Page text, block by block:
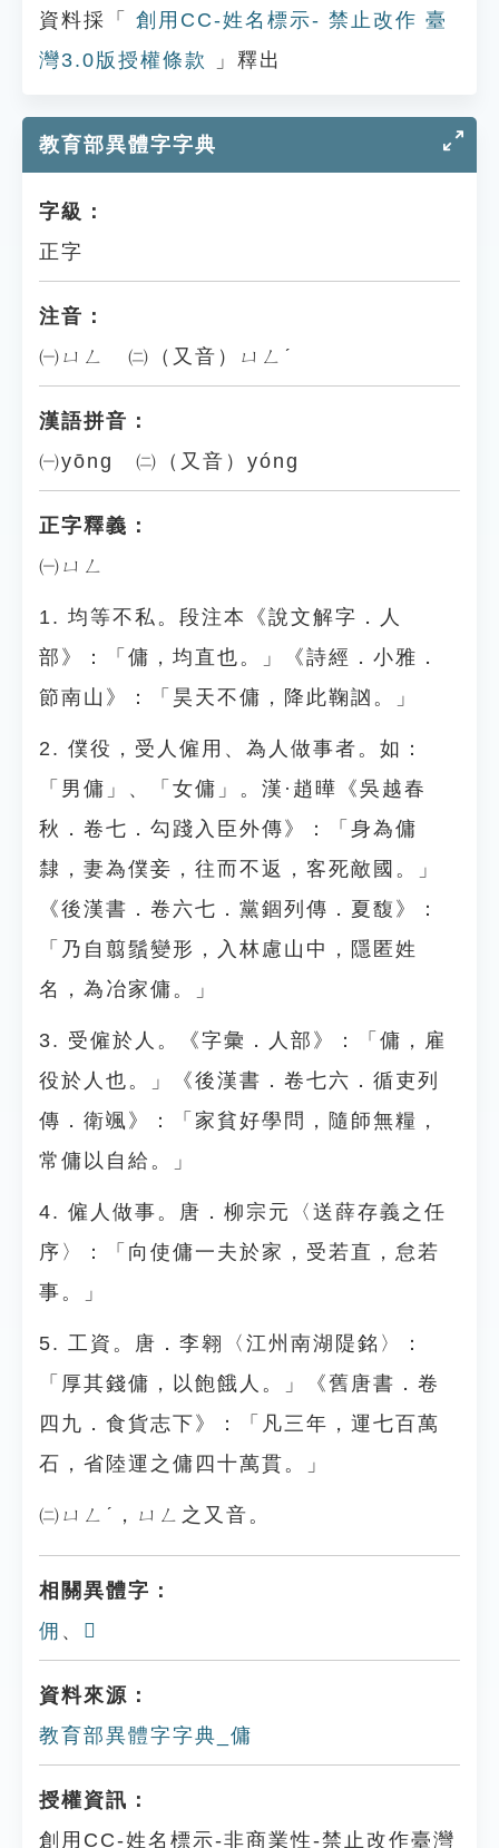
資料採「
創用CC-姓名標示- 禁止改作 臺
灣3.0版授權條款
」釋出
教育部異體字字典
字級：
正字
注音：
㈠ㄩㄥ ㈡（又音）ㄩㄥˊ
漢語拼音：
㈠yōng ㈡（又音）yóng
正字釋義：
㈠ㄩㄥ
1. 均等不私。段注本《說文解字．人
部》：「傭，均直也。」《詩經．小雅．
節南山》：「昊天不傭，降此鞠訩。」
2. 僕役，受人僱用、為人做事者。如：
「男傭」、「女傭」。漢·趙曄《吳越春
秋．卷七．勾踐入臣外傳》：「身為傭
隸，妻為僕妾，往而不返，客死敵國。」
《後漢書．卷六七．黨錮列傳．夏馥》：
「乃自翦鬚變形，入林慮山中，隱匿姓
名，為冶家傭。」
3. 受僱於人。《字彙．人部》：「傭，雇
役於人也。」《後漢書．卷七六．循吏列
傳．衛颯》：「家貧好學問，隨師無糧，
常傭以自給。」
4. 僱人做事。唐．柳宗元〈送薛存義之任
序〉：「向使傭一夫於家，受若直，怠若
事。」
5. 工資。唐．李翱〈江州南湖隄銘〉：
「厚其錢傭，以飽餓人。」《舊唐書．卷
四九．食貨志下》：「凡三年，運七百萬
石，省陸運之傭四十萬貫。」
㈡ㄩㄥˊ，ㄩㄥ之又音。
相關異體字：
佣 、 𦟛
資料來源：
教育部異體字字典_傭
授權資訊：
創用CC-姓名標示-非商業性-禁止改作臺灣